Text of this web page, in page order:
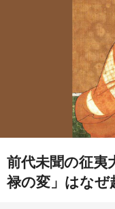
前代未聞の征夷
禄の変」はなぜ